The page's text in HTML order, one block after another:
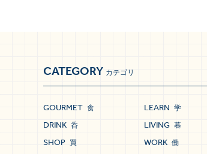
CATEGORY カテゴリ
GOURMET 食
DRINK 呑
SHOP 買
LEARN 学
LIVING 暮
WORK 働